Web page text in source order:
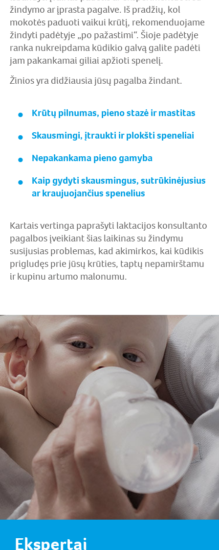
žindymo ar įprasta pagalve. Iš pradžių, kol
mokotės paduoti vaikui krūtį, rekomenduojame
žindyti padėtyje „po pažastimi“. Šioje padėtyje
ranka nukreipdama kūdikio galvą galite padėti
jam pakankamai giliai apžioti spenelį.
Žinios yra didžiausia jūsų pagalba žindant.
Krūtų pilnumas, pieno stazė ir mastitas
Skausmingi, įtraukti ir plokšti speneliai
Nepakankama pieno gamyba
Kaip gydyti skausmingus, sutrūkinėjusius
ar kraujuojančius spenelius
Kartais vertinga paprašyti laktacijos konsultanto
pagalbos įveikiant šias laikinas su žindymu
susijusias problemas, kad akimirkos, kai kūdikis
prigludęs prie jūsų krūties, taptų nepamirštamu
ir kupinu artumo malonumu.
Ekspertai